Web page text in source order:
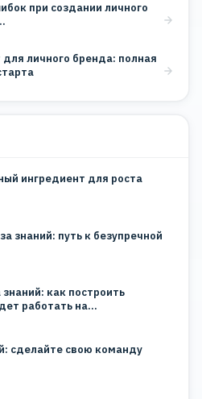
при создании личного
для личного бренда: полная
ингредиент для роста
знаний: путь к безупречной
как построить
работать на…
сделайте свою команду